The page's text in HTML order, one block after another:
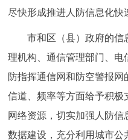
尽快形成推进人防信息化快
市和区（县）政府的信
理机构、通信管理部门、电
防指挥通信网和防空警报网
信道、频率等方面给予积极
网络资源，切实加强人防
数据建设，充分利用城市